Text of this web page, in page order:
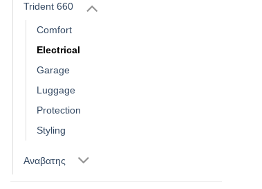
Trident 660
Comfort
Electrical
Garage
Luggage
Protection
Styling
Αναβατης